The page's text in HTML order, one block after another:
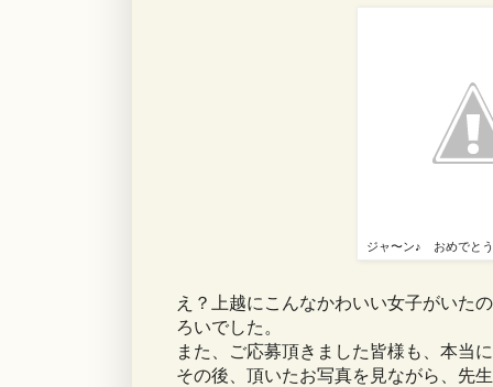
ジャ〜ン♪ おめでと
え？上越にこんなかわいい女子がいた
ろいでした。
また、ご応募頂きました皆様も、本当
その後、頂いたお写真を見ながら、先